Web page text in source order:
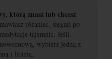
którą znasz lub chcesz
różaniec, sięgnij po
tajemnic. Jeśli
wybierz jedną z
i litanią.